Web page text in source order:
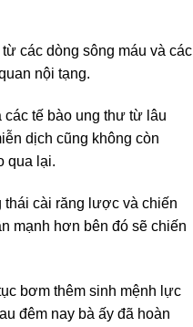
các dòng sông máu và các
nội tạng.
tế bào ung thư từ lâu
dịch cũng không còn
qua lại.
thái cài răng lược và chiến
mạnh hơn bên đó sẽ chiến
bơm thêm sinh mệnh lực
đêm nay bà ấy đã hoàn